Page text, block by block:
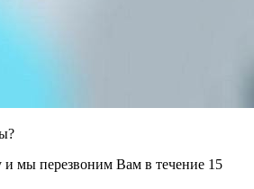
и мы перезвоним Вам в течение 15